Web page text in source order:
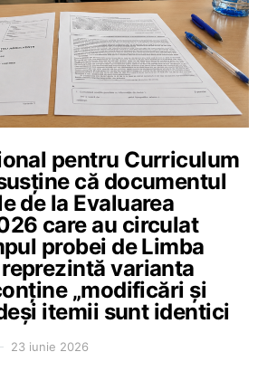
pentru Curriculum
că documentul
de la Evaluarea
care au circulat
probei de Limba
varianta
„modificări și
itemii sunt identici
23 iunie 2026